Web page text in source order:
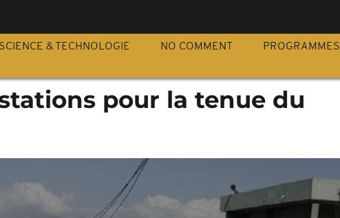
SCIENCE & TECHNOLOGIE NO COMMENT PROGRAMMES
pour la tenue du